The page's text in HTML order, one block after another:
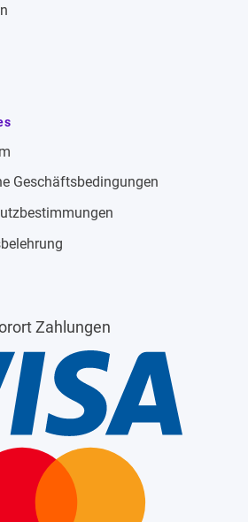
Geschäftsbedingungen
Zahlungen